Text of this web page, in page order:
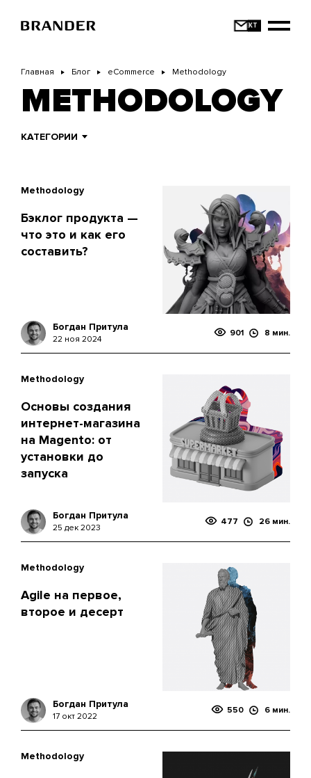
основному
Главная Блог eCommerce Methodology
METHODOLOGY
КАТЕГОРИИ
Methodology
Бэклог продукта —
что это и как его
составить?
Богдан Притула
22 ноя 2024
901 8 мин.
Methodology
Основы создания
интернет-магазина
на Magento: от
установки до
запуска
Богдан Притула
25 дек 2023
477 26 мин.
Methodology
Agile на первое,
второе и десерт
Богдан Притула
17 окт 2022
550 6 мин.
Methodology